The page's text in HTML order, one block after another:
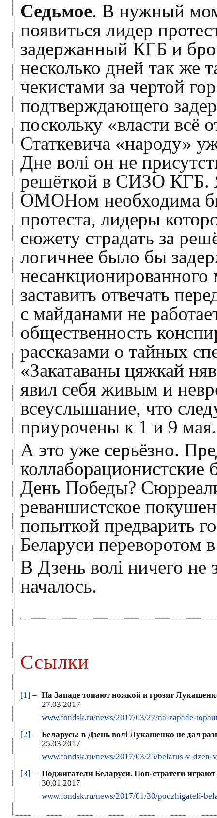
Седьмое. В нужный
появиться лидер
задержанный КГБ и
несколько дней так же
чекистами за чертой
подтверждающего
поскольку «власти всё
Статкевича «народу»
Дне волі он не
решёткой в СИЗО КГБ.
ОМОНом необходима
протеста, лидеры
сюжету страдать за
логичнее было бы
заставить отвечать
с майданами не
общественность
рассказами о тайных
«Закатаваны цяжкай
явил себя живым и
всеуслышание, что
приурочены к 1 и 9 мая.
А это уже серьёзно.
коллаборационистские
День Победы?
реваншистское
попыткой предварить
Беларуси переворотом
В Дзень волі ничего не
началось.
Ссылки
[1] – На Западе топают ножкой и грозят
27.03.2017
www.fondsk.ru/news/2017/03/27/na-zapade-
[2] – Беларусь: в Дзень волі Лукашенко не дал
25.03.2017
www.fondsk.ru/news/2017/03/25/belarus-v-
[3] – Поджигатели Беларуси. Поп-стратеги играют
30.01.2017
www.fondsk.ru/news/2017/01/30/podzhigateli-